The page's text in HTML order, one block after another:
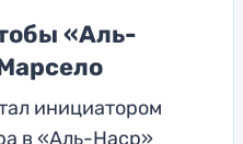
«Аль-
инициатором
в «Аль-Наср»